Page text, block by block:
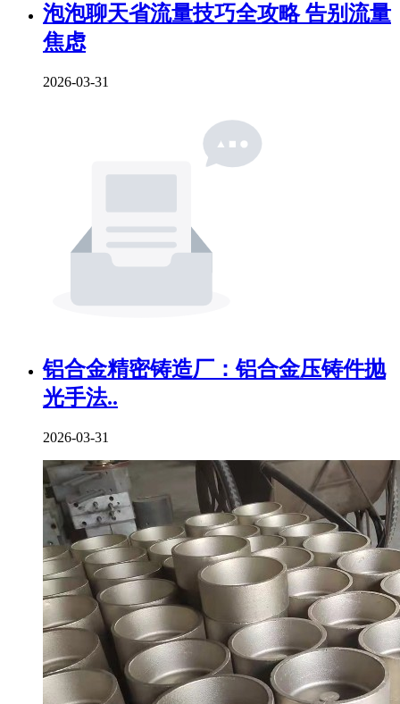
泡泡聊天省流量技巧全攻略 告别流量
焦虑
2026-03-31
铝合金精密铸造厂：铝合金压铸件抛
光手法..
2026-03-31